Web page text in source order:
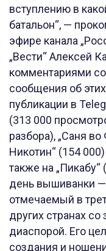
вступлению в
батальон“, —
эфире канала
„Вести“ Алексей
комментариями
сообщения об
публикации в
(313 000
разбора), „Саня
Никотин“ (154
также на
день вышиванки
отмечаемый в
других странах со
диаспорой. Его
создания и